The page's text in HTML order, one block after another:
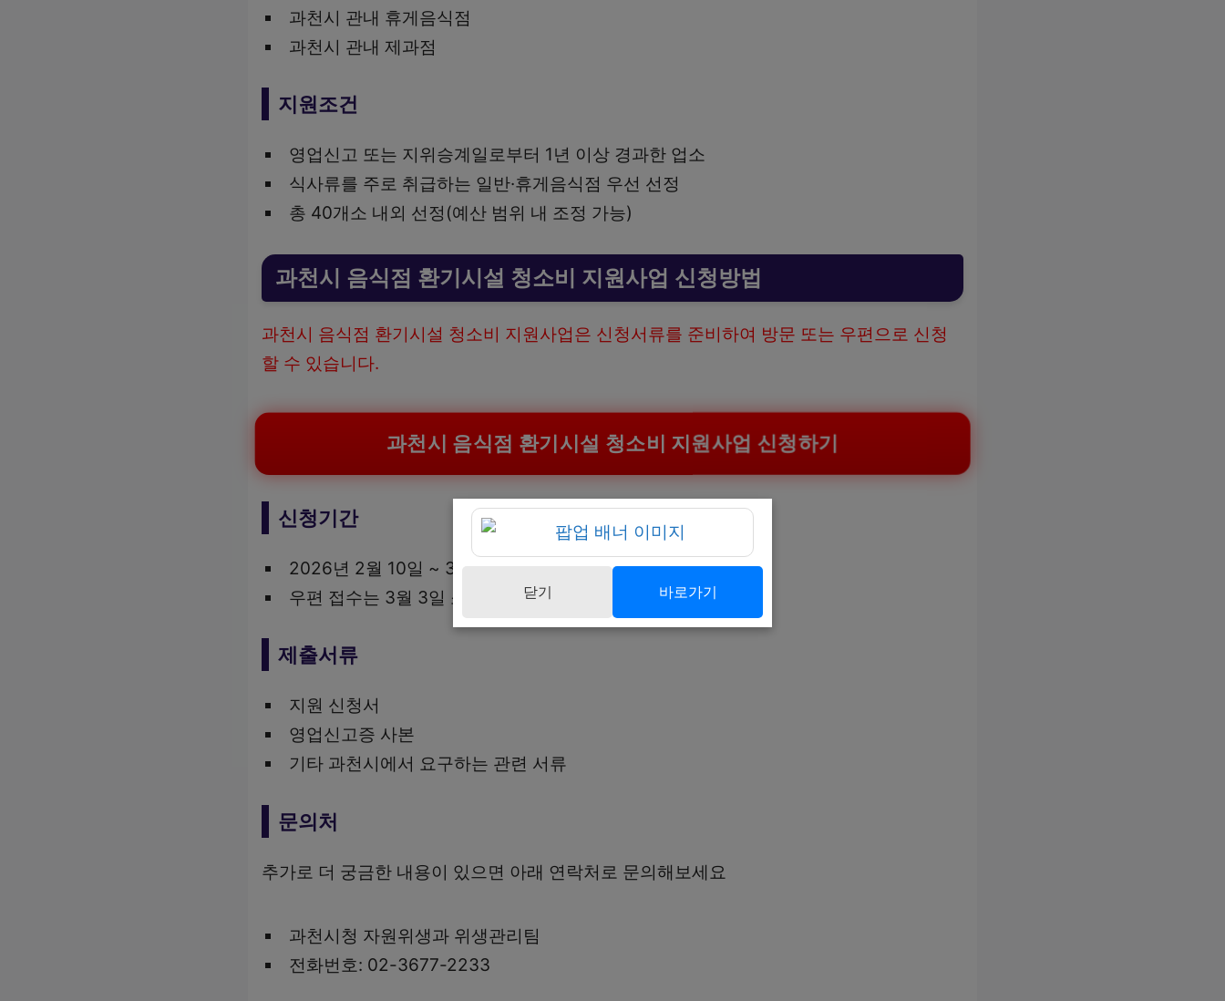
과천시 관내 휴게음식점
과천시 관내 제과점
지원조건
영업신고 또는 지위승계일로부터 1년 이상 경과한 업소
식사류를 주로 취급하는 일반·휴게음식점 우선 선정
총 40개소 내외 선정(예산 범위 내 조정 가능)
과천시 음식점 환기시설 청소비 지원사업 신청방법
과천시 음식점 환기시설 청소비 지원사업은 신청서류를 준비하여 방문 또는 우편으로 신청
할 수 있습니다.
과천시 음식점 환기시설 청소비 지원사업 신청하기
신청기간
2026년 2월 10일 ~ 3월 3일
우편 접수는 3월 3일 소인분까지 유효
제출서류
지원 신청서
영업신고증 사본
기타 과천시에서 요구하는 관련 서류
문의처
추가로 더 궁금한 내용이 있으면 아래 연락처로 문의해보세요
과천시청 자원위생과 위생관리팀
전화번호: 02-3677-2233
닫기 바로가기